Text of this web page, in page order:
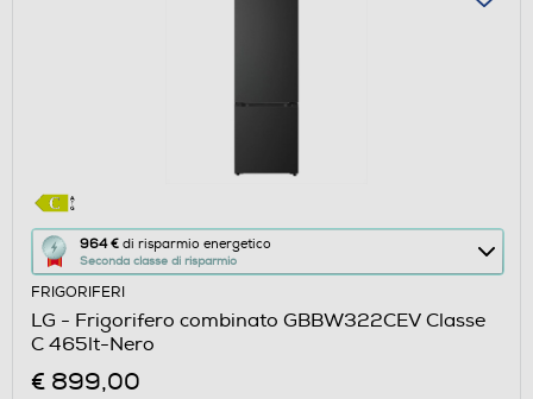
964 € di risparmio energetico
Seconda classe di risparmio
Questa
azione
aprirà
il
Calcolatore
di
FRIGORIFERI
LG - Frigorifero combinato GBBW322CEV Classe
C 465lt-Nero
€ 899,00